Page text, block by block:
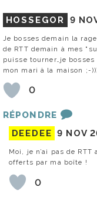
HOSSEGOR 9
Je bosses demain la
de RTT demain à mes
puisse tourner…je
mon mari à la maison ;-
0
RÉPONDRE
DEEDEE 9 NOV
Moi, je n’ai pas de
offerts par ma boîte !
0